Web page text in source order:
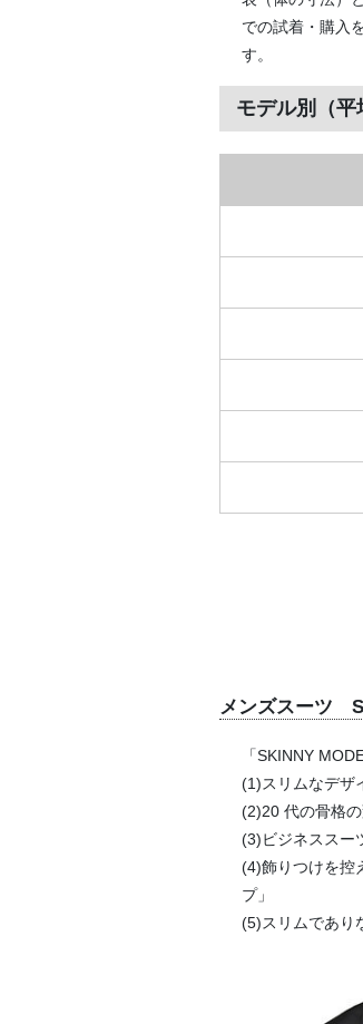
での試着・購入
す。
モデル別（平
メンズスーツ
「SKINNY
(1)スリムなデザ
(2)20 代の骨格
(3)ビジネススー
(4)飾りつけを控
プ」
(5)スリムであり